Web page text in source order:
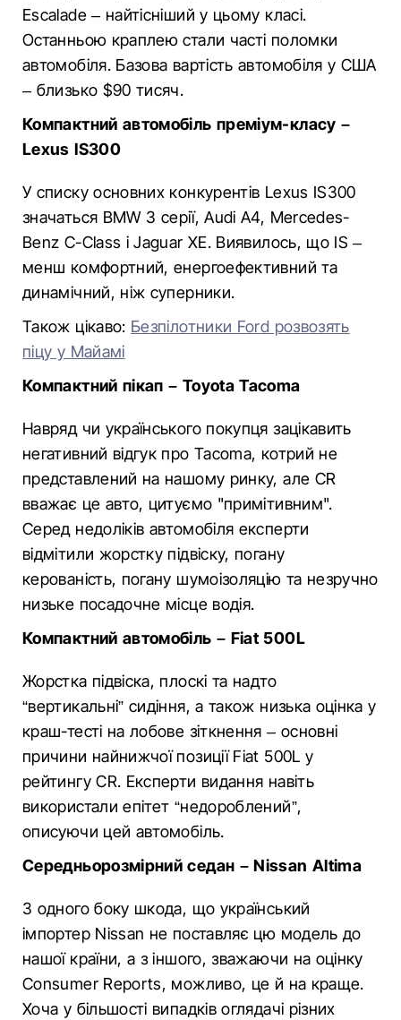
Escalade – найтісніший у цьому класі.
Останньою краплею стали часті поломки
автомобіля. Базова вартість автомобіля у США
– близько $90 тисяч.
Компактний автомобіль преміум-класу –
Lexus IS300
У списку основних конкурентів Lexus IS300
значаться BMW 3 серії, Audi A4, Mercedes-
Benz C-Class і Jaguar XE. Виявилось, що IS –
менш комфортний, енергоефективний та
динамічний, ніж суперники.
Також цікаво: Безпілотники Ford розвозять
піцу у Майамі
Компактний пікап – Toyota Tacoma
Навряд чи українського покупця зацікавить
негативний відгук про Tacoma, котрий не
представлений на нашому ринку, але CR
вважає це авто, цитуємо "примітивним".
Серед недоліків автомобіля експерти
відмітили жорстку підвіску, погану
керованість, погану шумоізоляцію та незручно
низьке посадочне місце водія.
Компактний автомобіль – Fiat 500L
Жорстка підвіска, плоскі та надто
“вертикальні” сидіння, а також низька оцінка у
краш-тесті на лобове зіткнення – основні
причини найнижчої позиції Fiat 500L у
рейтингу CR. Експерти видання навіть
використали епітет “недороблений”,
описуючи цей автомобіль.
Середньорозмірний седан – Nissan Altima
З одного боку шкода, що український
імпортер Nissan не поставляє цю модель до
нашої країни, а з іншого, зважаючи на оцінку
Consumer Reports, можливо, це й на краще.
Хоча у більшості випадків оглядачі різних